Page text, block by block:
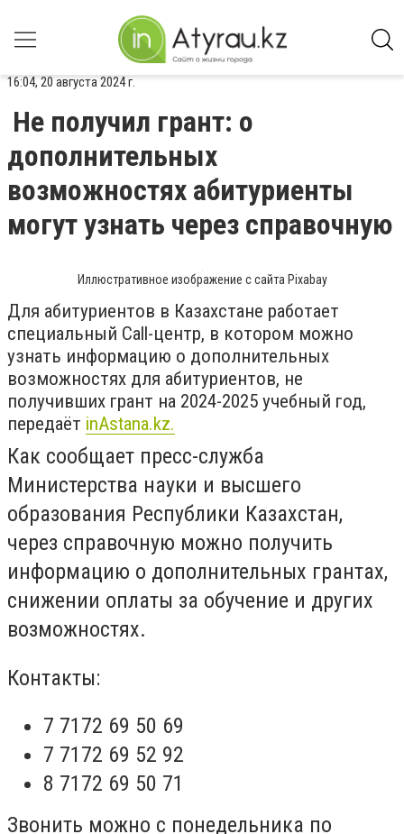
16:04, 20 августа 2024 г.
Не получил грант: о
дополнительных
возможностях абитуриенты
могут узнать через справочную
Иллюстративное изображение с сайта Pixabay
Для абитуриентов в Казахстане работает
специальный Call-центр, в котором можно
узнать информацию о дополнительных
возможностях для абитуриентов, не
получивших грант на 2024-2025 учебный год,
передаёт inAstana.kz.
Как сообщает пресс-служба
Министерства науки и высшего
образования Республики Казахстан,
через справочную можно получить
информацию о дополнительных грантах,
снижении оплаты за обучение и других
возможностях.
Контакты:
7 7172 69 50 69
7 7172 69 52 92
8 7172 69 50 71
Звонить можно с понедельника по